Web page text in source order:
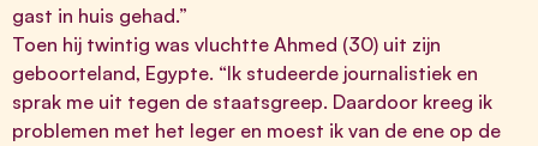
gast in huis gehad.”
Toen hij twintig was vluchtte Ahmed (30) uit zijn
geboorteland, Egypte. “Ik studeerde journalistiek en
sprak me uit tegen de staatsgreep. Daardoor kreeg ik
problemen met het leger en moest ik van de ene op de